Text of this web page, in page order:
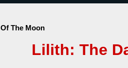
The Moon
Lilith: The